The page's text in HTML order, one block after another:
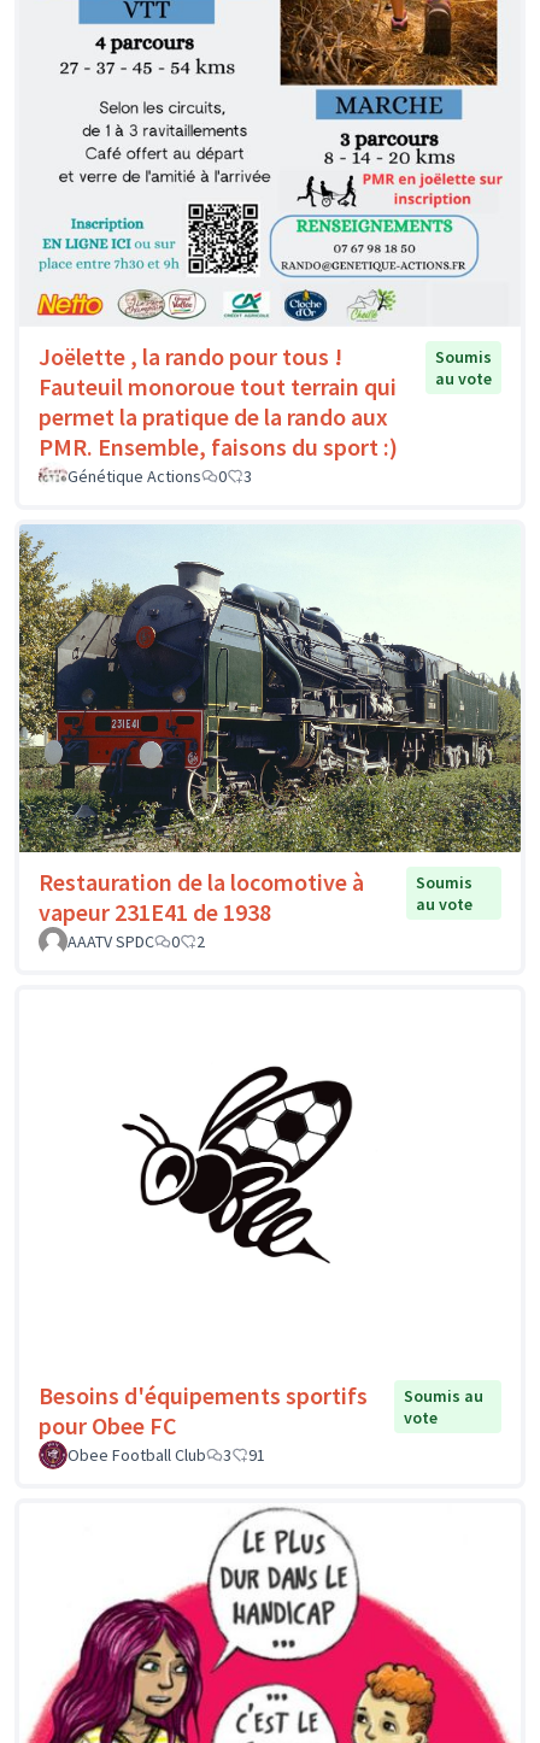
Joëlette , la rando pour tous !
Fauteuil monoroue tout terrain qui
permet la pratique de la rando aux
PMR. Ensemble, faisons du sport :)
Soumis
au vote
Génétique Actions 0 3
Restauration de la locomotive à
vapeur 231E41 de 1938
Soumis
au vote
AAATV SPDC
0 2
Besoins d'équipements sportifs
pour Obee FC
Soumis au
vote
Obee Football Club
3 91